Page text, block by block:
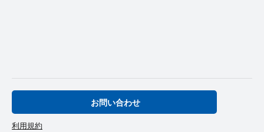
お問い合わせ
利用規約